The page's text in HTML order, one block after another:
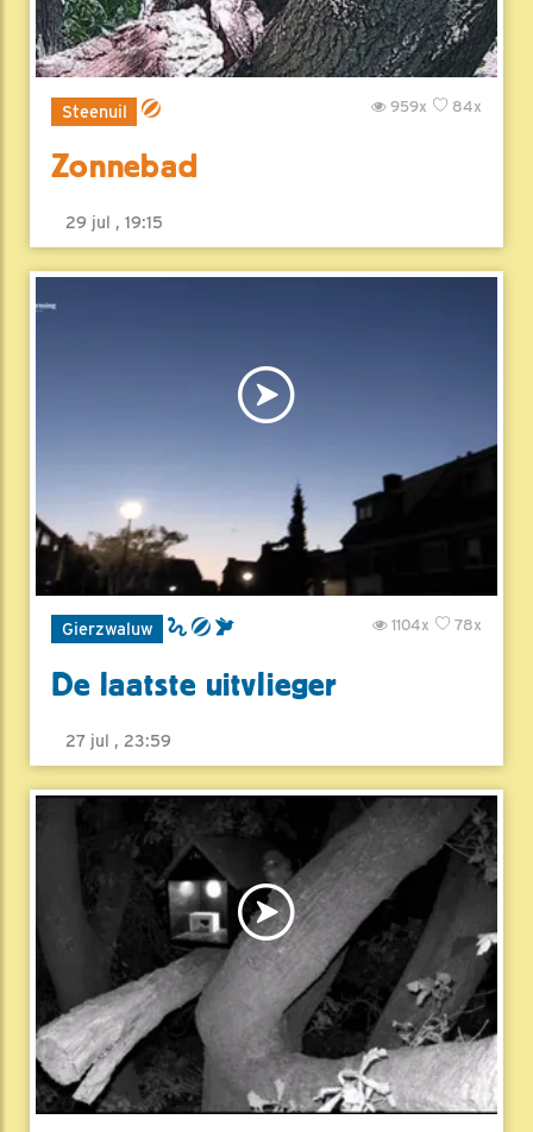
Steenuil 84x
959x
Zonnebad
29 jul , 19:15
Gierzwaluw 78x
1104x
De laatste uitvlieger
27 jul , 23:59